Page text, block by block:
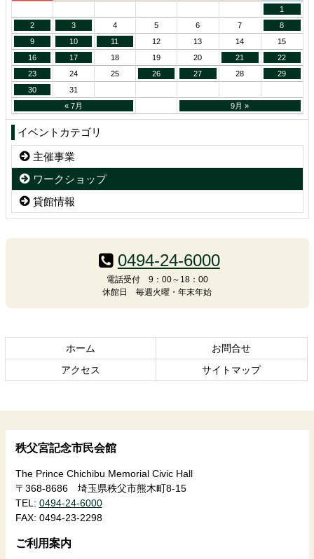
1
2
3 4 5 6 7
8
9
10 11 12 13 14
15
16
17 18 19 20 21
22
23
24 25 26 27 28
29
30
31
« 7月
9月 »
イベントカテゴリ
主催事業
ワークショップ
貸館情報
ン
頭
ー
0494-24-6000
電話受付 9：00～18：00
休館日 毎週火曜・年末年始
ホーム
お問合せ
アクセス
サイトマップ
秩父宮記念市民会館
The Prince Chichibu Memorial Civic Hall
〒368-8686 埼玉県秩父市熊木町8-15
TEL: 0494-24-6000
FAX: 0494-23-2298
ご利用案内